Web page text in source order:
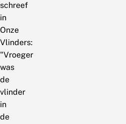
schreef
in
Onze
Vlinders:
"Vroeger
was
de
vlinder
in
de